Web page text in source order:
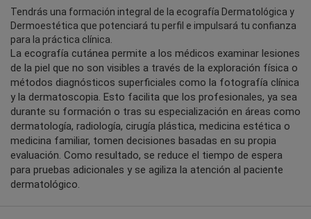
Tendrás una formación integral de la ecografía Dermatológica y
Dermoestética que potenciará tu perfil e impulsará tu confianza
para la práctica clínica.
La ecografía cutánea permite a los médicos examinar lesiones
de la piel que no son visibles a través de la exploración física o
métodos diagnósticos superficiales como la fotografía clínica
y la dermatoscopia. Esto facilita que los profesionales, ya sea
durante su formación o tras su especialización en áreas como
dermatología, radiología, cirugía plástica, medicina estética o
medicina familiar, tomen decisiones basadas en su propia
evaluación. Como resultado, se reduce el tiempo de espera
para pruebas adicionales y se agiliza la atención al paciente
dermatológico.